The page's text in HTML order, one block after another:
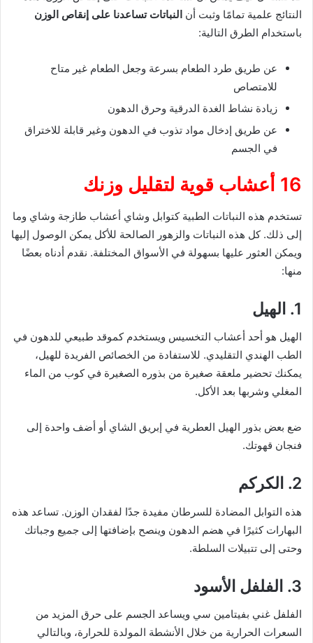
النتائج علمية تمامًا وثبت أن النباتات تساعدنا على إنقاص الوزن
باستخدام الطرق التالية:
عن طريق طرد الطعام بسرعة وجعل الطعام غير متاح
للامتصاص
زيادة نشاط الغدة الدرقية وحرق الدهون
عن طريق إدخال مواد تذوب في الدهون وغير قابلة للاختراق
في الجسم
16 أعشاب قوية لتقليل وزنك
تستخدم هذه النباتات الطبية كتوابل وشاي أعشاب طازجة وشاي وما
إلى ذلك. كل هذه النباتات والزهور الصالحة للأكل يمكن الوصول إليها
ويمكن العثور عليها بسهولة في الأسواق المختلفة. نقدم أدناه بعضًا
منها:
1. الهيل
الهيل هو أحد أعشاب التخسيس ويستخدم كموقد طبيعي للدهون في
الطب الهندي التقليدي. للاستفادة من الخصائص الفريدة للهيل،
يمكنك تحضير ملعقة صغيرة من بذوره الصغيرة في كوب من الماء
المغلي وشربها بعد الأكل.
ضع بعض بذور الهيل العطرية في إبريق الشاي أو أضف واحدة إلى
فنجان قهوتك.
2. الكركم
هذه التوابل المضادة للسرطان مفيدة جدًا لفقدان الوزن. تساعد هذه
البهارات كثيرًا في هضم الدهون وينصح بإضافتها إلى جميع وجباتك
وحتى إلى تتبيلات السلطة.
3. الفلفل الأسود
الفلفل غني بفيتامين سي ويساعد الجسم على حرق المزيد من
السعرات الحرارية من خلال الأنشطة المولدة للحرارة، وبالتالي